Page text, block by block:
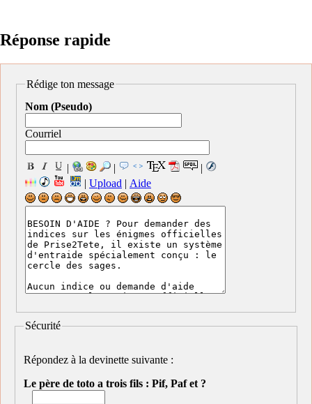
Réponse rapide
Rédige ton message
Nom (Pseudo)
Courriel
| |
|
| Upload | Aide
Sécurité
Répondez à la devinette suivante :
Le père de toto a trois fils : Pif, Paf et ?